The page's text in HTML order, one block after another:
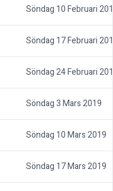
Söndag 10 Februari
Söndag 17 Februari
Söndag 24 Februari
Söndag 3 Mars 2019
Söndag 10 Mars 2019
Söndag 17 Mars 2019